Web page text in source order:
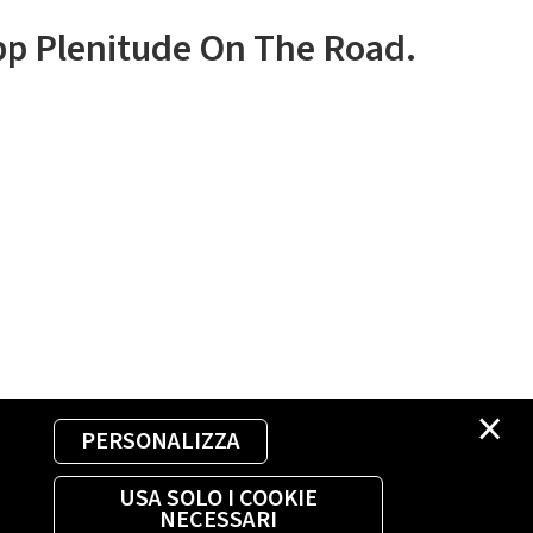
×
PERSONALIZZA
USA SOLO I COOKIE
NECESSARI
Plenitude On The Road.